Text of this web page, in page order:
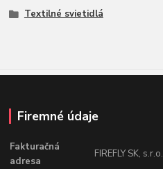
Textilné svietidlá
Firemné údaje
Fakturačná
adresa
FIREFLY SK, s.r.o.